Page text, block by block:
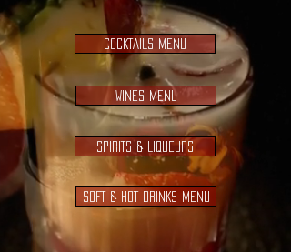
COCKTAILS MENU
WINES MENU
SPIRITS & LIQUEURS
SOFT & HOT DRINKS MENU